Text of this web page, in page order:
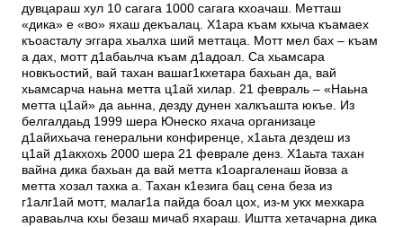
дувцараш хул 10 сагага 1000 сагага кхоачаш. Метташ
«дика» е «во» яхаш декъалац. Х1ара къам кхыча къамаех
къоасталу эггара хьалха ший меттаца. Мотт мел бах – къам
а дах, мотт д1абаьлча къам д1адоал. Са хьамсара
новкъостий, вай тахан вашаг1кхетара бахьан да, вай
хьамсарча наьна метта ц1ай хилар. 21 февраль – «Наьна
метта ц1ай» да аьнна, дезду дунен халкъашта юкъе. Из
белгалдаьд 1999 шера Юнеско яхача организаце
д1айихьача генеральни конфиренце, х1аьта дездеш из
ц1ай д1акхохь 2000 шера 21 феврале денз. Х1аьта тахан
вайна дика бахьан да вай метта к1оаргаленаш йовза а
метта хозал тахка а. Тахан к1езига бац сена беза из
г1алг1ай мотт, малаг1а пайда боал цох, из-м укх мехкара
араваьлча кхы безаш мичаб яхараш. Иштта хетачарна дика